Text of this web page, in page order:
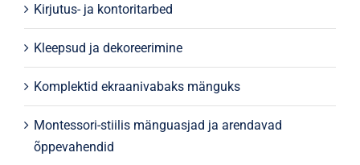
Kirjutus- ja kontoritarbed
Kleepsud ja dekoreerimine
Komplektid ekraanivabaks mänguks
Montessori-stiilis mänguasjad ja arendavad
õppevahendid